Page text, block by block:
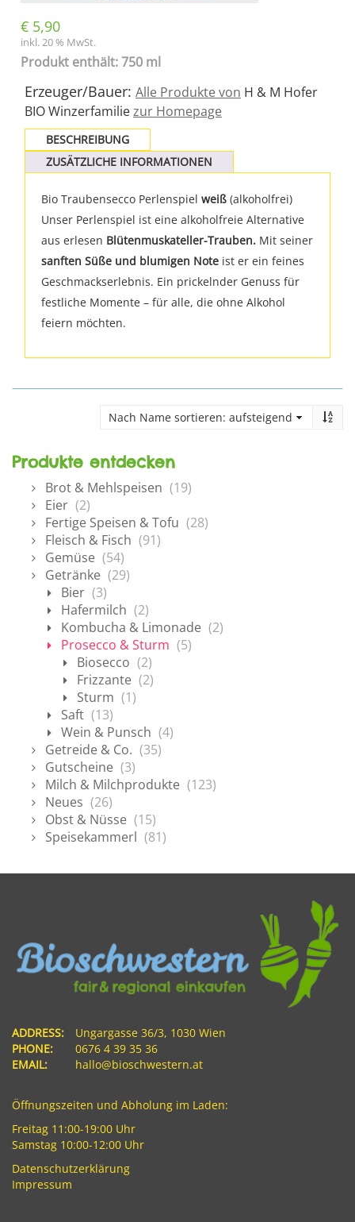
€ 5,90
inkl. 20 % MwSt.
Produkt enthält: 750 ml
Erzeuger/Bauer: Alle Produkte von H & M Hofer
BIO Winzerfamiliezur Homepage
BESCHREIBUNG
ZUSÄTZLICHE INFORMATIONEN
Bio Traubensecco Perlenspiel weiß (alkoholfrei)
Unser Perlenspiel ist eine alkoholfreie Alternative
aus erlesen Blütenmuskateller-Trauben. Mit seiner
sanften Süße und blumigen Note ist er ein feines
Geschmackserlebnis. Ein prickelnder Genuss für
festliche Momente – für alle, die ohne Alkohol
feiern möchten.
Produkte entdecken
Brot & Mehlspeisen (19)
Eier (2)
Fertige Speisen & Tofu (28)
Fleisch & Fisch (91)
Gemüse (54)
Getränke (29)
Bier (3)
Hafermilch (2)
Kombucha & Limonade (2)
Prosecco & Sturm (5)
Biosecco (2)
Frizzante (2)
Sturm (1)
Saft (13)
Wein & Punsch (4)
Getreide & Co. (35)
Gutscheine (3)
Milch & Milchprodukte (123)
Neues (26)
Obst & Nüsse (15)
Speisekammerl (81)
ADDRESS:
Ungargasse 36/3, 1030 Wien
PHONE:
0676 4 39 35 36
EMAIL:
hallo@bioschwestern.at
Öffnungszeiten und Abholung im Laden:
Freitag 11:00-19:00 Uhr
Samstag 10:00-12:00 Uhr
Datenschutzerklärung
Impressum